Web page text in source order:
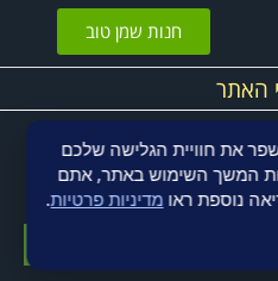
את חוויית הגלישה שלכם
המשך השימוש באתר, אתם
נוספת ראו מדיניות פרטיות.
חנות שמן טוב
האתר
Fly Guy